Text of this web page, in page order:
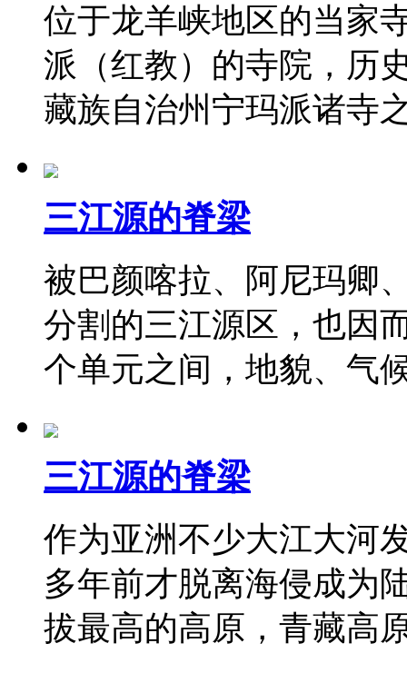
位于龙羊峡地区的当家
派（红教）的寺院，历
藏族自治州宁玛派诸
三江源的脊梁
被巴颜喀拉、阿尼玛卿
分割的三江源区，也因
个单元之间，地貌、
三江源的脊梁
作为亚洲不少大江大河
多年前才脱离海侵成为
拔最高的高原，青藏